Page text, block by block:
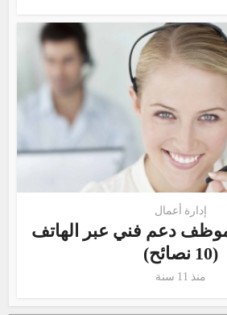
إدارة أعمال
دعم فني عبر الهاتف
(10 نصائح)
منذ 11 سنة